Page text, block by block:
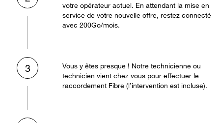
votre opérateur actuel. En attendant la mise en
service de votre nouvelle offre, restez connecté
avec 200Go/mois.
3
Vous y êtes presque ! Notre technicienne ou
technicien vient chez vous pour effectuer le
raccordement Fibre (l’intervention est incluse).